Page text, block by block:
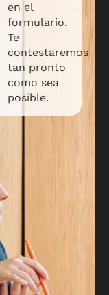
en el
formulario.
Te
contestaremos
tan pronto
como sea
posible.